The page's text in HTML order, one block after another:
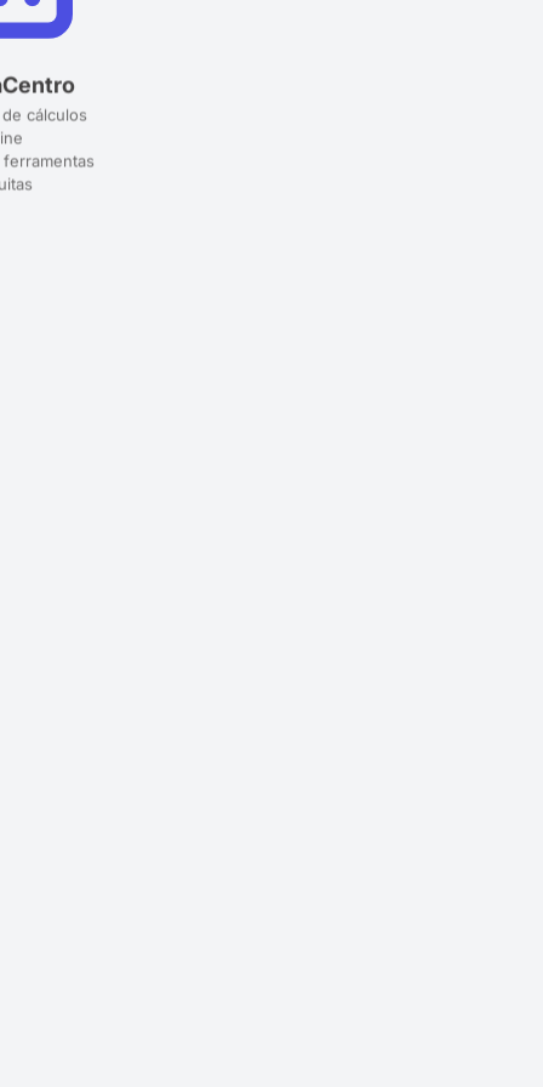
cálculos